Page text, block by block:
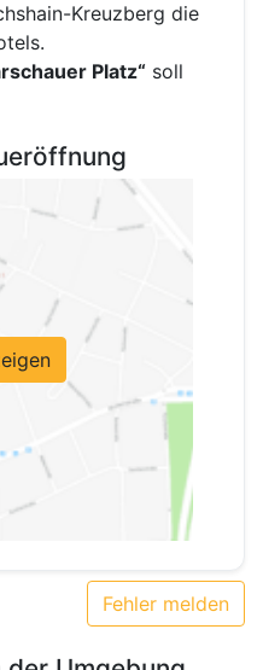
Kreuzberg die
Platz“ soll
Fehler melden